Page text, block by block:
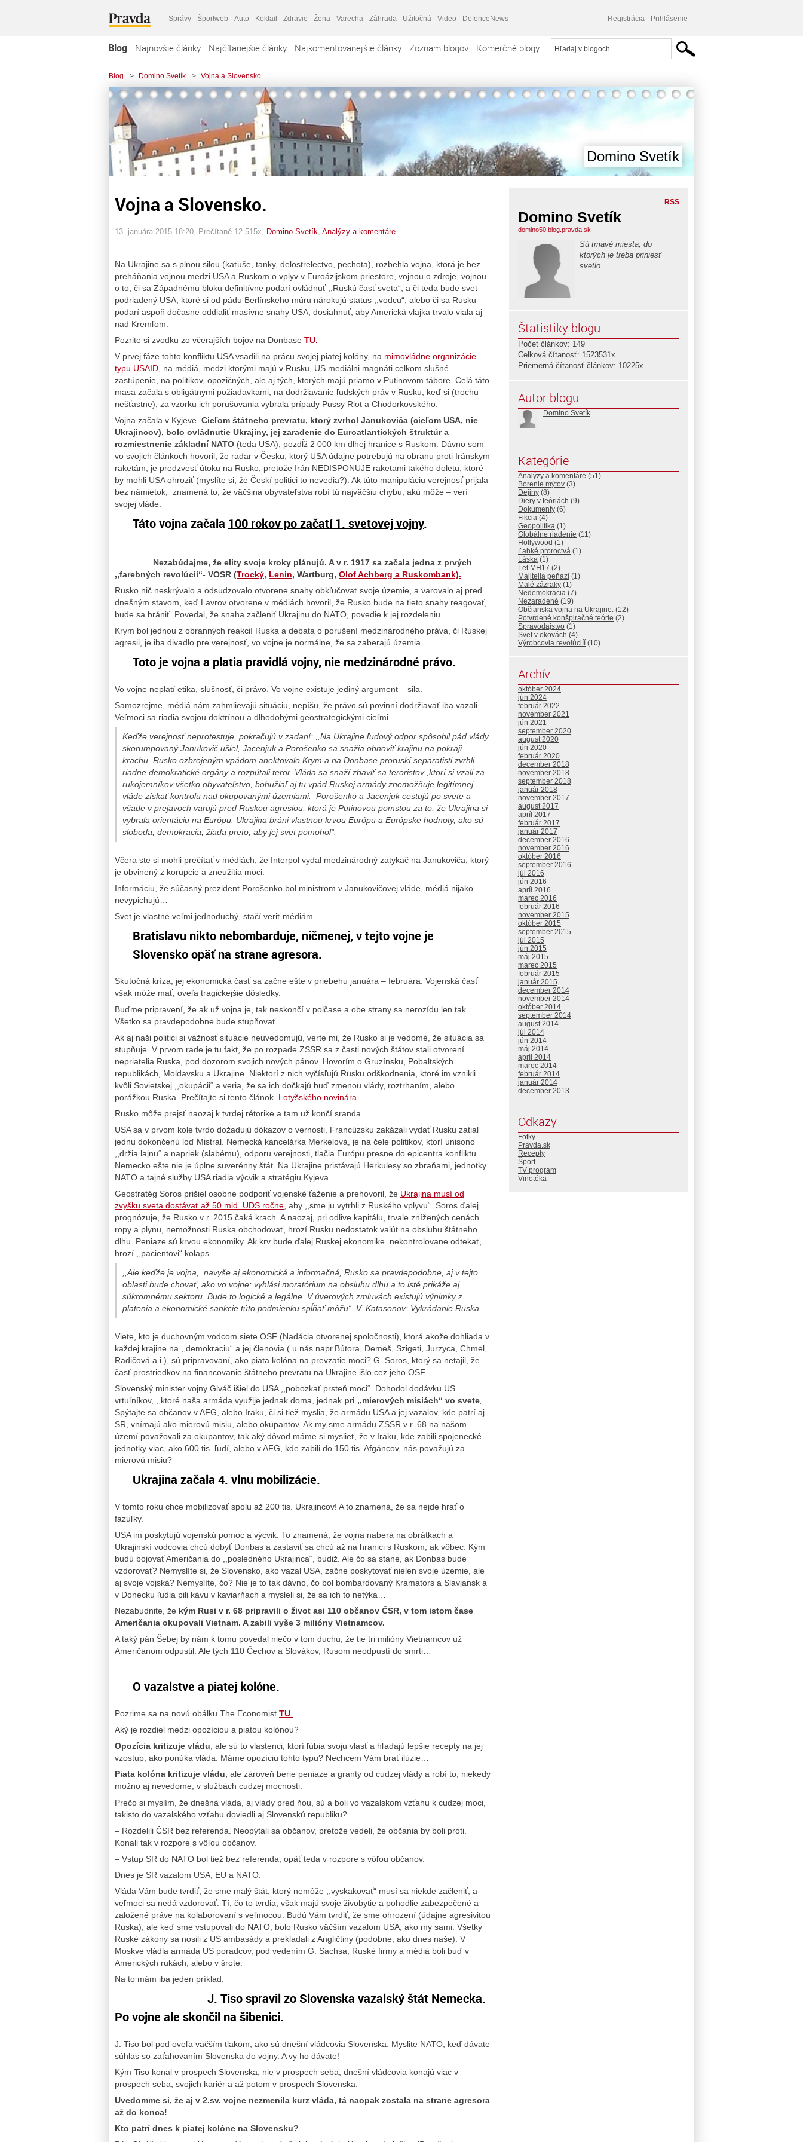
Správy Športweb Auto Koktail Zdravie Žena Varecha Záhrada Užitočná Video DefenceNews Registrácia Prihlásenie
Blog Najnovšie články Najčítanejšie články Najkomentovanejšie články Zoznam blogov Komerčné blogy
Blog > Domino Svetík > Vojna a Slovensko.
Domino Svetík
Vojna a Slovensko.
13. januára 2015 18:20 , Prečítané 12 515x, Domino Svetík Analýzy a komentáre
Na Ukrajine sa s plnou silou (kaťuše, tanky, delostrelectvo, pechota), rozbehla vojna, ktorá je bez
preháňania vojnou medzi USA a Ruskom o vplyv v Euroázijskom priestore, vojnou o zdroje, vojnou
o to, či sa Západnému bloku definitívne podarí ovládnuť ,,Ruskú časť sveta“, a či teda bude svet
podriadený USA, ktoré si od pádu Berlínskeho múru nárokujú status ,,vodcu“, alebo či sa Rusku
podarí aspoň dočasne oddialiť masívne snahy USA, dosiahnuť, aby Americká vlajka trvalo viala aj
nad Kremľom.
Pozrite si zvodku zo včerajších bojov na Donbase TU.
V prvej fáze tohto konfliktu USA vsadili na prácu svojej piatej kolóny, na mimovládne organizácie
typu USAID , na médiá, medzi ktorými majú v Rusku, US mediálni magnáti celkom slušné
zastúpenie, na politikov, opozičných, ale aj tých, ktorých majú priamo v Putinovom tábore. Celá táto
masa začala s obligátnymi požiadavkami, na dodržiavanie ľudských práv v Rusku, keď si (trochu
nešťastne), za vzorku ich porušovania vybrala prípady Pussy Riot a Chodorkovského.
Vojna začala v Kyjeve. Cieľom štátneho prevratu, ktorý zvrhol Janukoviča (cieľom USA, nie
Ukrajincov), bolo ovládnutie Ukrajiny, jej zaradenie do Euroatlantických štruktúr a
rozmiestnenie základní NATO (teda USA), pozdĺž 2 000 km dlhej hranice s Ruskom. Dávno som
vo svojich článkoch hovoril, že radar v Česku, ktorý USA údajne potrebujú na obranu proti Iránskym
raketám, je predzvesť útoku na Rusko, pretože Irán NEDISPONUJE raketami takého doletu, ktoré
by mohli USA ohroziť (myslíte si, že Českí politici to nevedia?). Ak túto manipuláciu verejnosť prijala
bez námietok, znamená to, že väčšina obyvateľstva robí tú najväčšiu chybu, akú môže – verí
svojej vláde.
Táto vojna začala 100 rokov po začatí 1. svetovej vojny.
Nezabúdajme, že elity svoje kroky plánujú. A v r. 1917 sa začala jedna z prvých
,,farebných revolúcií“- VOSR (Trocký, Lenin, Wartburg, Olof Achberg a Ruskombank).
Rusko nič neskrývalo a odsudzovalo otvorene snahy obkľučovať svoje územie, a varovalo aj pred
dnešným stavom, keď Lavrov otvorene v médiách hovoril, že Rusko bude na tieto snahy reagovať,
bude sa brániť. Povedal, že snaha začleniť Ukrajinu do NATO, povedie k jej rozdeleniu.
Krym bol jednou z obranných reakcií Ruska a debata o porušení medzinárodného práva, či Ruskej
agresii, je iba divadlo pre verejnosť, vo vojne je normálne, že sa zaberajú územia.
Toto je vojna a platia pravidlá vojny, nie medzinárodné právo.
Vo vojne neplatí etika, slušnosť, či právo. Vo vojne existuje jediný argument – sila.
Samozrejme, médiá nám zahmlievajú situáciu, nepíšu, že právo sú povinní dodržiavať iba vazali.
Veľmoci sa riadia svojou doktrínou a dlhodobými geostrategickými cieľmi.
Keďže verejnosť neprotestuje, pokračujú v zadaní:
,,Na Ukrajine ľudový odpor spôsobil pád vlády,
skorumpovaný Janukovič ušiel, Jacenjuk a Porošenko sa snažia obnoviť krajinu na pokraji
krachu. Rusko ozbrojeným vpádom anektovalo Krym a na Donbase proruskí separatisti zvrhli
riadne demokratické orgány a rozpútali teror. Vláda sa snaží zbaviť sa teroristov ,ktorí si vzali za
rukojemníkov všetko obyvateľstvo, bohužiaľ aj tu vpád Ruskej armády znemožňuje legitímnej
vláde získať kontrolu nad okupovanými územiami. Porošenko a Jacenjuk cestujú po svete a
všade v prejavoch varujú pred Ruskou agresiou, ktorá je Putinovou pomstou za to, že Ukrajina si
vybrala orientáciu na Európu. Ukrajina bráni vlastnou krvou Európu a Európske hodnoty, ako sú
sloboda, demokracia, žiada preto, aby jej svet pomohol“
Včera ste si mohli prečítať v médiách, že Interpol vydal medzinárodný zatykač na Janukoviča, ktorý
je obvinený z korupcie a zneužitia moci.
Informáciu, že súčasný prezident Porošenko bol ministrom v Janukovičovej vláde, médiá nijako
nevypichujú…
Svet je vlastne veľmi jednoduchý, stačí veriť médiám.
Bratislavu nikto nebombarduje, ničmenej, v tejto vojne je
Slovensko opäť na strane agresora.
Skutočná kríza, jej ekonomická časť sa začne ešte v priebehu januára – februára. Vojenská časť
však môže mať, oveľa tragickejšie dôsledky.
Buďme pripravení, že ak už vojna je, tak neskončí v polčase a obe strany sa nerozídu len tak.
Všetko sa pravdepodobne bude stupňovať.
Ak aj naši politici si vážnosť situácie neuvedomujú, verte mi, že Rusko si je vedomé, že situácia sa
stupňuje. V prvom rade je tu fakt, že po rozpade ZSSR sa z časti nových štátov stali otvorení
nepriatelia Ruska, pod dozorom svojich nových pánov. Hovorím o Gruzínsku, Pobaltských
republikách, Moldavsku a Ukrajine. Niektorí z nich vyčísľujú Rusku odškodnenia, ktoré im vznikli
kvôli Sovietskej ,,okupácii“ a veria, že sa ich dočkajú buď zmenou vlády, roztrhaním, alebo
porážkou Ruska. Prečítajte si tento článok Lotyšského novinára
Rusko môže prejsť naozaj k tvrdej rétorike a tam už končí sranda…
USA sa v prvom kole tvrdo dožadujú dôkazov o vernosti. Francúzsku zakázali vydať Rusku zatiaľ
jednu dokončenú loď Mistral. Nemecká kancelárka Merkelová, je na čele politikov, ktorí unisono
,,držia lajnu“ a napriek (slabému), odporu verejnosti, tlačia Európu presne do epicentra konfliktu.
Nemecko ešte nie je úplne suverénny štát. Na Ukrajine pristávajú Herkulesy so zbraňami, jednotky
NATO a tajné služby USA riadia výcvik a stratégiu Kyjeva.
Geostratég Soros prišiel osobne podporiť vojenské ťaženie a prehovoril, že Ukrajina musí od
zvyšku sveta dostávať až 50 mld. UDS ročne , aby ,,sme ju vytrhli z Ruského vplyvu“. Soros ďalej
prognózuje, že Rusko v r. 2015 čaká krach. A naozaj, pri odlive kapitálu, trvale znížených cenách
ropy a plynu, nemožnosti Ruska obchodovať, hrozí Rusku nedostatok valút na obsluhu štátneho
dlhu. Peniaze sú krvou ekonomiky. Ak krv bude ďalej Ruskej ekonomike nekontrolovane odtekať,
hrozí ,,pacientovi“ kolaps.
,,Ale keďže je vojna, navyše aj ekonomická a informačná, Rusko sa pravdepodobne, aj v tejto
oblasti bude chovať, ako vo vojne: vyhlási moratórium na obsluhu dlhu a to isté prikáže aj
súkromnému sektoru. Bude to logické a legálne. V úverových zmluvách existujú výnimky z
platenia a ekonomické sankcie túto podmienku spĺňať môžu“. V. Katasonov: Vykrádanie Ruska.
Viete, kto je duchovným vodcom siete OSF (Nadácia otvorenej spoločnosti), ktorá akože dohliada v
každej krajine na ,,demokraciu“ a jej členovia ( u nás napr.Bútora, Demeš, Szigeti, Jurzyca, Chmel,
Radičová a i.), sú pripravovaní, ako piata kolóna na prevzatie moci? G. Soros, ktorý sa netajil, že
časť prostriedkov na financovanie štátneho prevratu na Ukrajine išlo cez jeho OSF.
Slovenský minister vojny Glváč išiel do USA ,,pobozkať prsteň moci“. Dohodol dodávku US
vrtuľníkov, ,,ktoré naša armáda využije jednak doma, jednak pri ,,mierových misiách“ vo svete
Spýtajte sa občanov v AFG, alebo Iraku, či si tiež myslia, že armádu USA a jej vazalov, kde patrí aj
SR, vnímajú ako mierovú misiu, alebo okupantov. Ak my sme armádu ZSSR v r. 68 na našom
území považovali za okupantov, tak aký dôvod máme si myslieť, že v Iraku, kde zabili spojenecké
jednotky viac, ako 600 tis. ľudí, alebo v AFG, kde zabili do 150 tis. Afgáncov, nás považujú za
mierovú misiu?
Ukrajina začala 4. vlnu mobilizácie.
V tomto roku chce mobilizovať spolu až 200 tis. Ukrajincov! A to znamená, že sa nejde hrať o
fazuľky.
USA im poskytujú vojenskú pomoc a výcvik. To znamená, že vojna naberá na obrátkach a
Ukrajinskí vodcovia chcú dobyť Donbas a zastaviť sa chcú až na hranici s Ruskom, ak vôbec. Kým
budú bojovať Američania do ,,posledného Ukrajinca“, budiž. Ale čo sa stane, ak Donbas bude
vzdorovať? Nemyslíte si, že Slovensko, ako vazal USA, začne poskytovať nielen svoje územie, ale
aj svoje vojská? Nemyslíte, čo? Nie je to tak dávno, čo bol bombardovaný Kramators a Slavjansk a
v Donecku ľudia pili kávu v kaviarňach a mysleli si, že sa ich to netýka…
Nezabudnite, že kým Rusi v r. 68 pripravili o život asi 110 občanov ČSR, v tom istom čase
Američania okupovali Vietnam. A zabili vyše 3 milióny Vietnamcov.
A taký pán Šebej by nám k tomu povedal niečo v tom duchu, že tie tri milióny Vietnamcov už
Američanom odpustil. Ale tých 110 Čechov a Slovákov, Rusom neodpustí do smrti…
O vazalstve a piatej kolóne.
Pozrime sa na novú obálku The Economist TU
Aký je rozdiel medzi opozíciou a piatou kolónou?
Opozícia kritizuje vládu, ale sú to vlastenci, ktorí ľúbia svoju vlasť a hľadajú lepšie recepty na jej
vzostup, ako ponúka vláda. Máme opozíciu tohto typu? Nechcem Vám brať ilúzie…
Piata kolóna kritizuje vládu, ale zároveň berie peniaze a granty od cudzej vlády a robí to, niekedy
možno aj nevedome, v službách cudzej mocnosti.
Prečo si myslím, že dnešná vláda, aj vlády pred ňou, sú a boli vo vazalskom vzťahu k cudzej moci,
takisto do vazalského vzťahu doviedli aj Slovenskú republiku?
– Rozdelili ČSR bez referenda. Neopýtali sa občanov, pretože vedeli, že občania by boli proti.
Konali tak v rozpore s vôľou občanov.
– Vstup SR do NATO bol tiež bez referenda, opäť teda v rozpore s vôľou občanov.
Dnes je SR vazalom USA, EU a NATO.
Vláda Vám bude tvrdiť, že sme malý štát, ktorý nemôže ,,vyskakovať“ musí sa niekde začleniť, a
veľmoci sa nedá vzdorovať. Tí, čo to tvrdia, však majú svoje živobytie a pohodlie zabezpečené a
založené práve na kolaborovaní s veľmocou. Budú Vám tvrdiť, že sme ohrození (údajne agresivitou
Ruska), ale keď sme vstupovali do NATO, bolo Rusko väčším vazalom USA, ako my sami. Všetky
Ruské zákony sa nosili z US ambasády a prekladali z Angličtiny (podobne, ako dnes naše). V
Moskve vládla armáda US poradcov, pod vedením G. Sachsa, Ruské firmy a médiá boli buď v
Amerických rukách, alebo v šrote.
Na to mám iba jeden príklad:
J. Tiso spravil zo Slovenska vazalský štát Nemecka.
Po vojne ale skončil na šibenici.
J. Tiso bol pod oveľa väčším tlakom, ako sú dnešní vládcovia Slovenska. Myslite NATO, keď dávate
súhlas so zaťahovaním Slovenska do vojny. A vy ho dávate!
Kým Tiso konal v prospech Slovenska, nie v prospech seba, dnešní vládcovia konajú viac v
prospech seba, svojich kariér a až potom v prospech Slovenska.
Uvedomme si, že aj v 2.sv. vojne nezmenila kurz vláda, tá naopak zostala na strane agresora
až do konca!
Kto patrí dnes k piatej kolóne na Slovensku?
RSS
Domino Svetík
domino50.blog.pravda.sk
Sú tmavé miesta, do
ktorých je treba priniesť
svetlo.
Štatistiky blogu
Počet článkov: 149
Celková čítanosť: 1523531x
Priemerná čítanosť článkov: 10225x
Autor blogu
Domino Svetík
Kategórie
Analýzy a komentáre (51)
Borenie mýtov (3)
Dejiny (8)
Diery v teóriách (9)
Dokumenty (6)
Fikcia (4)
Geopolitika (1)
Globálne riadenie (11)
Hollywood (1)
Ľahké proroctvá (1)
Láska (1)
Let MH17 (2)
Majitelia peňazí (1)
Malé zázraky (1)
Nedemokracia (7)
Nezaradené (19)
Občianska vojna na Ukrajine. (12)
Potvrdené konšpiračné teórie (2)
Spravodajstvo (1)
Svet v okovách (4)
Výrobcovia revolúciíí (10)
Archív
október 2024
jún 2024
február 2022
november 2021
jún 2021
september 2020
august 2020
jún 2020
február 2020
december 2018
november 2018
september 2018
január 2018
november 2017
august 2017
apríl 2017
február 2017
január 2017
december 2016
november 2016
október 2016
september 2016
júl 2016
jún 2016
apríl 2016
marec 2016
február 2016
november 2015
október 2015
september 2015
júl 2015
jún 2015
máj 2015
marec 2015
február 2015
január 2015
december 2014
november 2014
október 2014
september 2014
august 2014
júl 2014
jún 2014
máj 2014
apríl 2014
marec 2014
február 2014
január 2014
december 2013
Odkazy
Fotky
Pravda.sk
Recepty
Šport
TV program
Vinotéka